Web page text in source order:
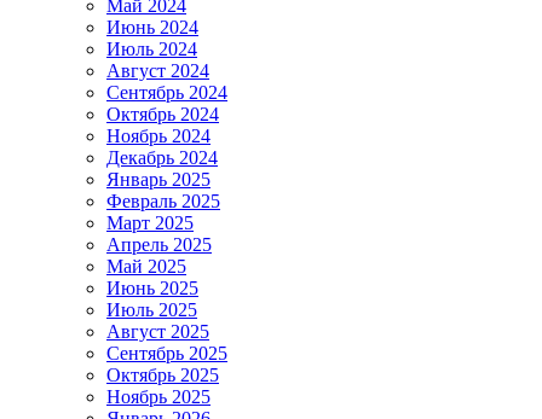
Май 2024
Июнь 2024
Июль 2024
Август 2024
Сентябрь 2024
Октябрь 2024
Ноябрь 2024
Декабрь 2024
Январь 2025
Февраль 2025
Март 2025
Апрель 2025
Май 2025
Июнь 2025
Июль 2025
Август 2025
Сентябрь 2025
Октябрь 2025
Ноябрь 2025